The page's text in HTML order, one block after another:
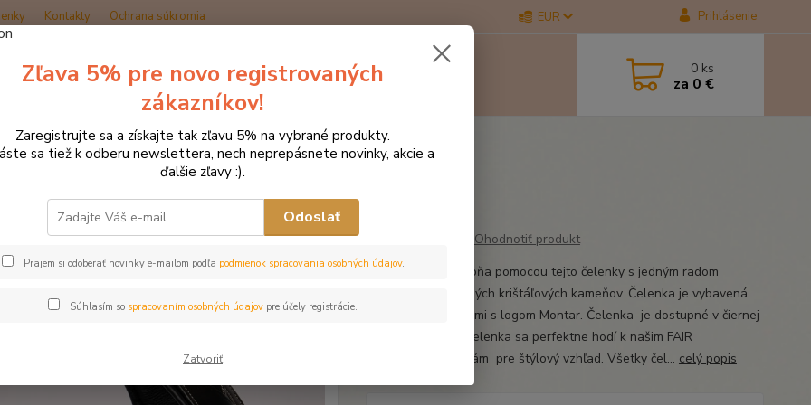
Kontakty Ochrana súkromia EUR Prihlásenie
Hľadať 0 ks
za 0 €
oblečenia MONTAR ZĽAVY! Čelenky na uzdečky MONTAR Fair Red čierna
Fair Red čierna
Ohodnotiť produkt
Rozžiarte svojho koňa pomocou tejto čelenky s jedným radom
trblietavých červených krištáľových kameňov. Čelenka je vybavená
patentnými gombíkmi s logom Montar. Čelenka je dostupné v čiernej
koži. FAIR Crystal čelenka sa perfektne hodí k našim FAIR
podsedlovým dečkám pre štýlový vzhľad. Všetky čel... celý popis
Zľava 5% pre novo registrovaných
zákazníkov!
Zaregistrujte sa a získajte tak zľavu 5% na vybrané produkty.
sa tiež k odberu newslettera, nech neprepásnete novinky, akcie a
ďalšie zľavy :).
Odoslať
Prajem si odoberať novinky e-mailom podľa podmienok spracovania osobných údajov.
Súhlasím so spracovaním osobných údajov pre účely registrácie.
Zatvoriť